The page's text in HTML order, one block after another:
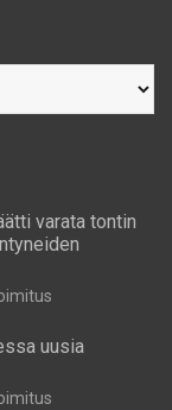
varata tontin
uusia